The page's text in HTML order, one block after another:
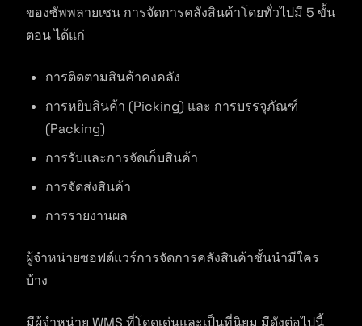
ของซัพพลายเชน การจัดการคลังสินค้าโดยทั่วไปมี 5 ขั้น
ตอน ได้แก่
การติดตามสินค้าคงคลัง
การหยิบสินค้า (Picking) และ การบรรจุภัณฑ์
(Packing)
การรับและการจัดเก็บสินค้า
การจัดส่งสินค้า
การรายงานผล
ผู้จำหน่ายซอฟต์แวร์การจัดการคลังสินค้าชั้นนำมีใคร
บ้าง
มีผู้จำหน่าย WMS ที่โดดเด่นและเป็นที่นิยม มีดังต่อไปนี้